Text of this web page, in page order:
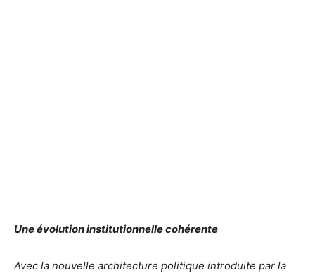
Une évolution institutionnelle cohérente
Avec la nouvelle architecture politique introduite par la